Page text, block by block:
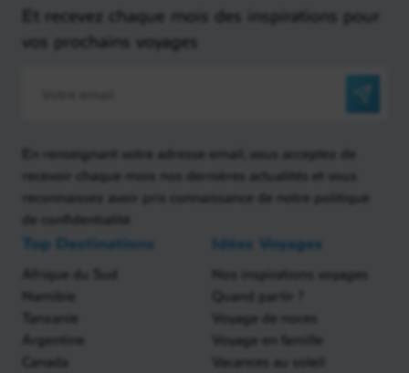
Et recevez chaque mois des inspirations pour
vos prochains voyages
En renseignant votre adresse email, vous acceptez de
recevoir chaque mois nos dernières actualités et vous
reconnaissez avoir pris connaissance de notre politique
de confidentialité
Top Destinations
Afrique du Sud
Namibie
Tanzanie
Argentine
Canada
Idées Voyages
Nos inspirations voyages
Quand partir ?
Voyage de noces
Voyage en famille
Vacances au soleil